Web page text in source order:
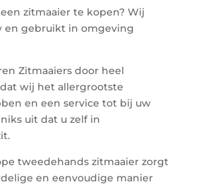
zitmaaier te kopen? Wij
en gebruikt in omgeving
Zitmaaiers door heel
wij het allergrootste
en een service tot bij uw
uit dat u zelf in
tweedehands zitmaaier zorgt
en eenvoudige manier